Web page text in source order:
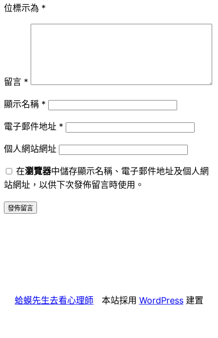
位標示為 *
留言 *
顯示名稱 *
電子郵件地址 *
個人網站網址
在瀏覽器中儲存顯示名稱、電子郵件地址及個人網
站網址，以供下次發佈留言時使用。
蛤蟆先生去看心理師 本站採用 WordPress建置